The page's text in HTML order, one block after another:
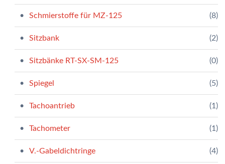
Schmierstoffe für MZ-125 (8)
Sitzbank (2)
Sitzbänke RT-SX-SM-125 (0)
Spiegel (5)
Tachoantrieb (1)
Tachometer (1)
V.-Gabeldichtringe (4)